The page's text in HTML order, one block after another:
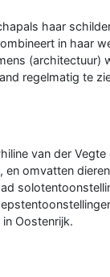
haar
in haar
(architectuur)
regelmatig te
van der
en omvatten
Oostenrijk.